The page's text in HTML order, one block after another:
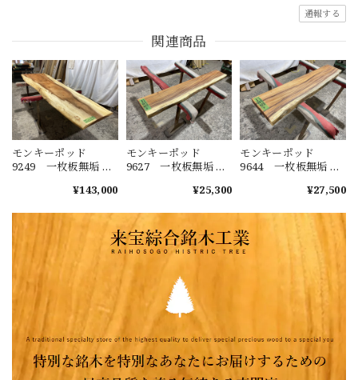
通報する
関連商品
モンキーポッド
9249 一枚板無垢 乾
ｘ43mm 天板のみ
ーテーブル ダイニ
ングテーブル
¥143,000
モンキーポッド
9627 一枚板無垢 乾
ｘ40mm カウンタ
ル ダイニングテー
ブル
¥25,300
モンキーポッド
9644 一枚板無垢 乾
ｘ50mm カウンタ
ル ダイニングテー
ブル
¥27,500